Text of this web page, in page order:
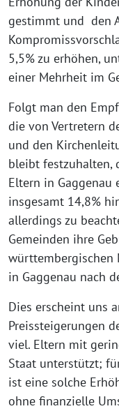
gestimmt und den
5,5% zu erhöhen,
einer Mehrheit im
Folgt man den
die von Vertretern
und den
bleibt festzuhalten,
Eltern in Gaggenau
insgesamt 14,8%
allerdings zu
Gemeinden ihre
württembergischen
in Gaggenau nach
Dies erscheint uns
Preissteigerungen
viel. Eltern mit
Staat unterstützt;
ist eine solche
ohne finanzielle